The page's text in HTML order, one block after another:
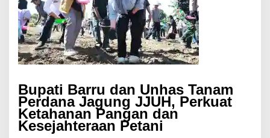
Bupati Barru dan Unhas Tanam
Perdana Jagung JJUH, Perkuat
Ketahanan Pangan dan
Kesejahteraan Petani